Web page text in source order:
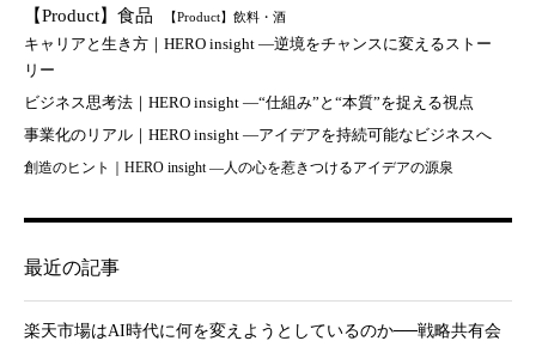
【Product】食品 【Product】飲料・酒
キャリアと生き方｜HERO insight —逆境をチャンスに変えるストー
リー
ビジネス思考法｜HERO insight —“仕組み”と“本質”を捉える視点
事業化のリアル｜HERO insight —アイデアを持続可能なビジネスへ
創造のヒント｜HERO insight —人の心を惹きつけるアイデアの源泉
最近の記事
楽天市場はAI時代に何を変えようとしているのか──戦略共有会